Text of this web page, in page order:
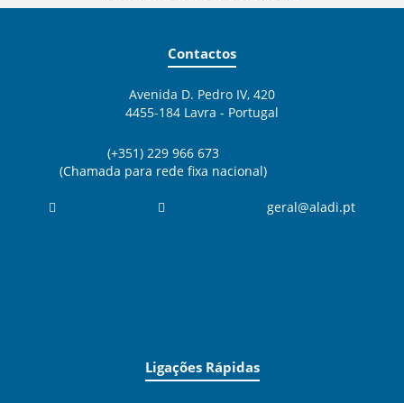
Contactos
Avenida D. Pedro IV, 420
4455-184 Lavra - Portugal
(+351) 229 966 673
(Chamada para rede fixa nacional)
geral@aladi.pt
Ligações Rápidas